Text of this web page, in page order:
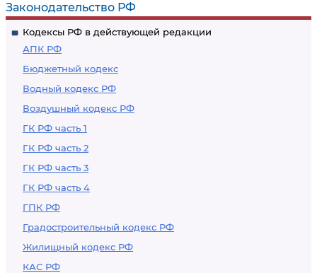
Законодательство РФ
Кодексы РФ в действующей редакции
АПК РФ
Бюджетный кодекс
Водный кодекс РФ
Воздушный кодекс РФ
ГК РФ часть 1
ГК РФ часть 2
ГК РФ часть 3
ГК РФ часть 4
ГПК РФ
Градостроительный кодекс РФ
Жилищный кодекс РФ
КАС РФ